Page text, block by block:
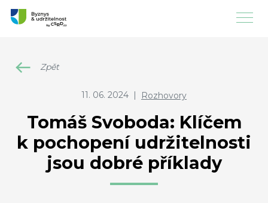
Zpět
11. 06. 2024 | Rozhovory
Tomáš Svoboda: Klíčem
k pochopení udržitelnosti
jsou dobré příklady